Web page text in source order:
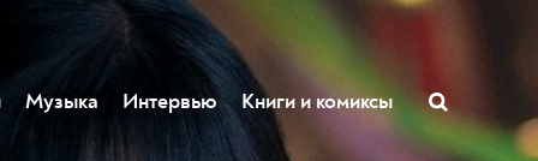
Музыка Интервью Книги и комиксы